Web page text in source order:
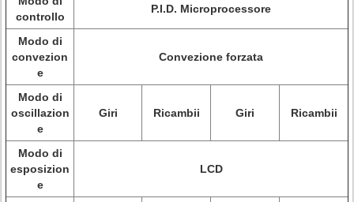
controllo
P.I.D. Microprocessore
Modo di
convezion
e
Convezione forzata
Modo di
oscillazion
e
Giri Ricambii Giri Ricambii
Modo di
esposizion
e
LCD